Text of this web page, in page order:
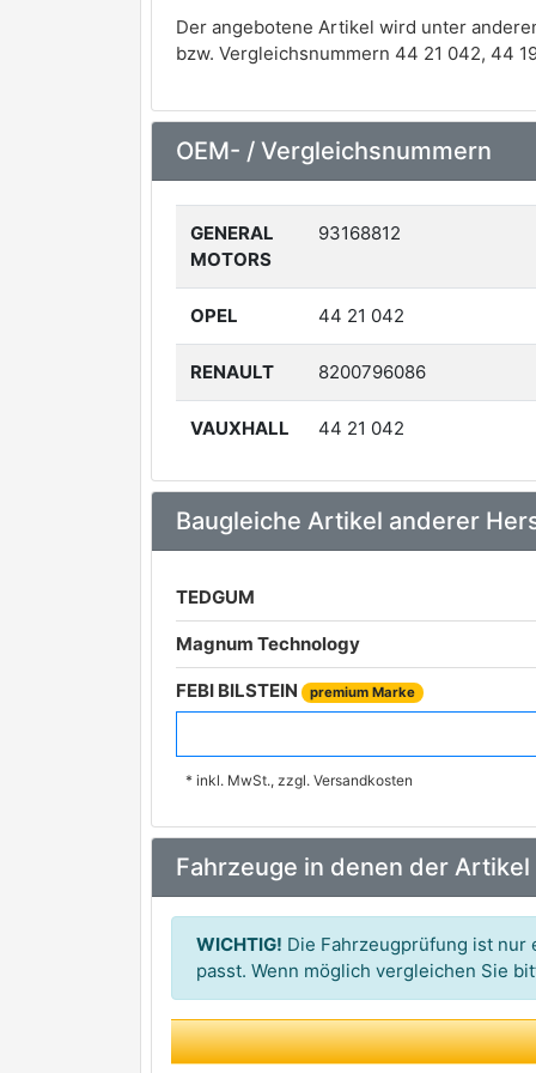
Der angebotene Artikel wird unter
bzw. Vergleichsnummern 44 21 042, 44
OEM- / Vergleichsnummern
GENERAL
MOTORS
93168812
OPEL 44 21 042
RENAULT 8200796086
VAUXHALL 44 21 042
Baugleiche Artikel anderer
TEDGUM
Magnum Technology
FEBI BILSTEIN premium Marke
FAST
SASIC
DT Spare Parts
AKRON-MALÒ
AUGER
BIRTH
* inkl. MwSt., zzgl. Versandkosten
Fahrzeuge in denen der
WICHTIG! Die Fahrzeugprüfung ist nur
passt. Wenn möglich vergleichen Sie